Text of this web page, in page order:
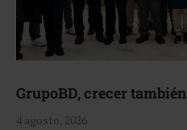
GrupoBD, crecer
4 agosto, 2026